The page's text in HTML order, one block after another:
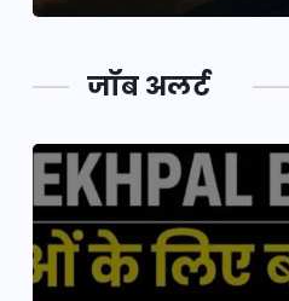
जॉब अलर्ट